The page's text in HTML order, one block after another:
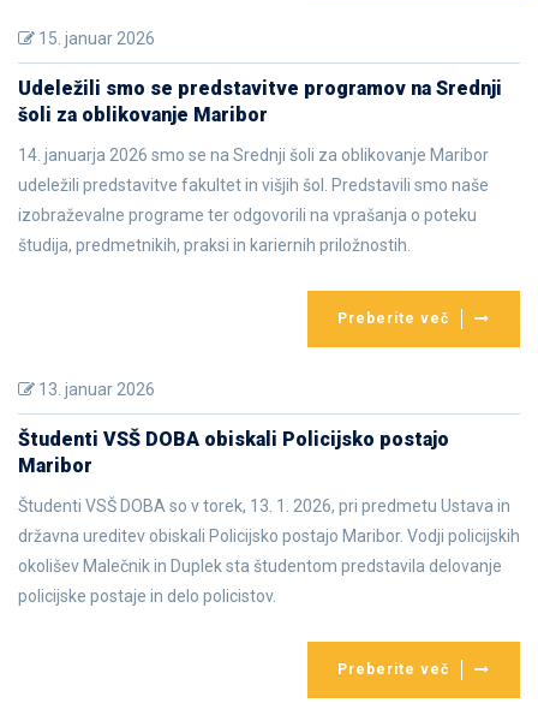
15. januar 2026
Udeležili smo se predstavitve programov na Srednji
šoli za oblikovanje Maribor
14. januarja 2026 smo se na Srednji šoli za oblikovanje Maribor
udeležili predstavitve fakultet in višjih šol. Predstavili smo naše
izobraževalne programe ter odgovorili na vprašanja o poteku
študija, predmetnikih, praksi in kariernih priložnostih.
Preberite več
13. januar 2026
Študenti VSŠ DOBA obiskali Policijsko postajo
Maribor
Študenti VSŠ DOBA so v torek, 13. 1. 2026, pri predmetu Ustava in
državna ureditev obiskali Policijsko postajo Maribor. Vodji policijskih
okolišev Malečnik in Duplek sta študentom predstavila delovanje
policijske postaje in delo policistov.
Preberite več